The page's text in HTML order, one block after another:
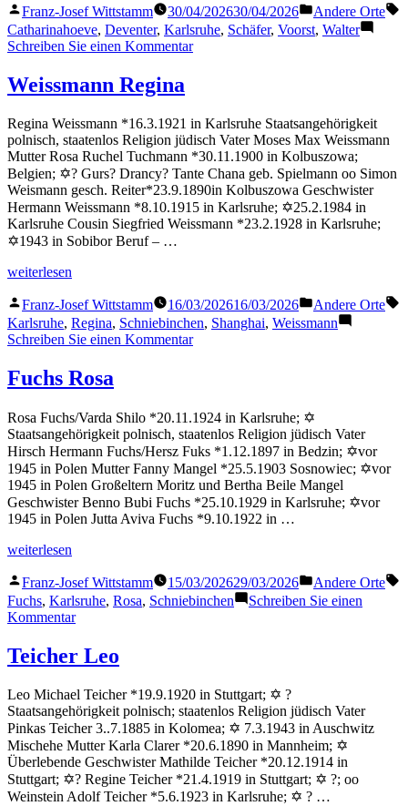
Veröffentlicht
von
Franz-Josef Wittstamm 30/04/202630/04/2026
Veröffentlicht
in
Andere Orte
Catharinahoeve, Deventer, Karlsruhe, Schäfer, Voorst, Walter
Schreiben Sie einen Kommentarzu
Weissmann Regina
Regina Weissmann *16.3.1921 in Karlsruhe Staatsangehörigkeit
polnisch, staatenlos Religion jüdisch Vater Moses Max Weissmann
Mutter Rosa Ruchel Tuchmann *30.11.1900 in Kolbuszowa;
Belgien; ✡? Gurs? Drancy? Tante Chana geb. Spielmann oo Simon
Weismann gesch. Reiter*23.9.1890in Kolbuszowa Geschwister
Hermann Weissmann *8.10.1915 in Karlsruhe; ✡25.2.1984 in
Karlsruhe Cousin Siegfried Weissmann *23.2.1928 in Karlsruhe;
✡1943 in Sobibor Beruf – …
„Weissmann
weiterlesen
Veröffentlicht
von
Franz-Josef Wittstamm 16/03/202616/03/2026
Veröffentlicht
in
Andere Orte
Karlsruhe, Regina, Schniebinchen, Shanghai, Weissmann
Schreiben Sie einen Kommentarzu
Fuchs Rosa
Rosa Fuchs/Varda Shilo *20.11.1924 in Karlsruhe; ✡
Staatsangehörigkeit polnisch, staatenlos Religion jüdisch Vater
Hirsch Hermann Fuchs/Hersz Fuks *1.12.1897 in Bedzin; ✡vor
1945 in Polen Mutter Fanny Mangel *25.5.1903 Sosnowiec; ✡vor
1945 in Polen Großeltern Moritz und Bertha Beile Mangel
Geschwister Benno Bubi Fuchs *25.10.1929 in Karlsruhe; ✡vor
1945 in Polen Jutta Aviva Fuchs *9.10.1922 in …
„Fuchs
weiterlesen
Veröffentlicht
von
Franz-Josef Wittstamm 15/03/202629/03/2026
Veröffentlicht
in
Andere Orte
Fuchs, Karlsruhe, Rosa, Schniebinchen
Schreiben Sie einen
Kommentarzu
Rosa
Teicher Leo
Leo Michael Teicher *19.9.1920 in Stuttgart; ✡ ?
Staatsangehörigkeit polnisch; staatenlos Religion jüdisch Vater
Pinkas Teicher 3..7.1885 in Kolomea; ✡ 7.3.1943 in Auschwitz
Mischehe Mutter Karla Clarer *20.6.1890 in Mannheim; ✡
Überlebende Geschwister Mathilde Teicher *20.12.1914 in
Stuttgart; ✡? Regine Teicher *21.4.1919 in Stuttgart; ✡ ?; oo
Weinstein Adolf Teicher *5.6.1923 in Karlsruhe; ✡ ? …